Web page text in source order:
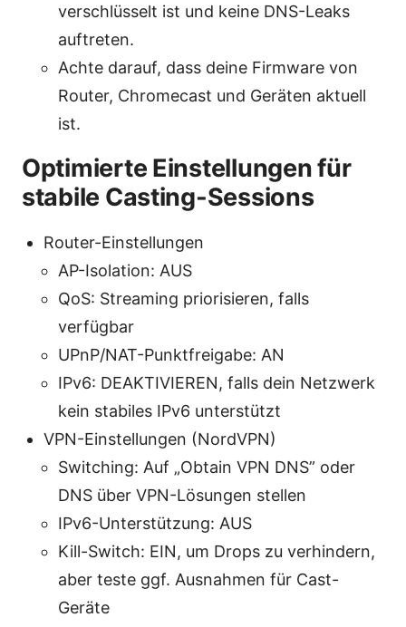
verschlüsselt ist und keine DNS-Leaks
auftreten.
Achte darauf, dass deine Firmware von
Router, Chromecast und Geräten aktuell
ist.
Optimierte Einstellungen für
stabile Casting-Sessions
Router-Einstellungen
AP-Isolation: AUS
QoS: Streaming priorisieren, falls
verfügbar
UPnP/NAT-Punktfreigabe: AN
IPv6: DEAKTIVIEREN, falls dein Netzwerk
kein stabiles IPv6 unterstützt
VPN-Einstellungen (NordVPN)
Switching: Auf „Obtain VPN DNS” oder
DNS über VPN-Lösungen stellen
IPv6-Unterstützung: AUS
Kill-Switch: EIN, um Drops zu verhindern,
aber teste ggf. Ausnahmen für Cast-
Geräte